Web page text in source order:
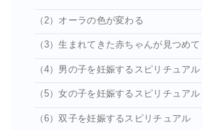
（2）オーラの色が変わる
（3）生まれてきた赤ちゃんが見つめ
（4）男の子を妊娠するスピリチュアル
（5）女の子を妊娠するスピリチュアル
（6）双子を妊娠するスピリチュアル